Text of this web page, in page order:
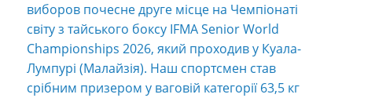
виборов почесне друге місце на Чемпіонаті
світу з тайського боксу IFMA Senior World
Championships 2026, який проходив у Куала-
Лумпурі (Малайзія). Наш спортсмен став
срібним призером у ваговій категорії 63,5 кг